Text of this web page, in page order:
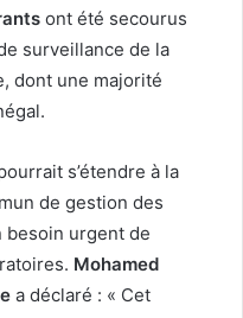
ont été secourus
surveillance de la
dont une majorité
s’étendre à la
de gestion des
besoin urgent de
Mohamed
a déclaré : « Cet